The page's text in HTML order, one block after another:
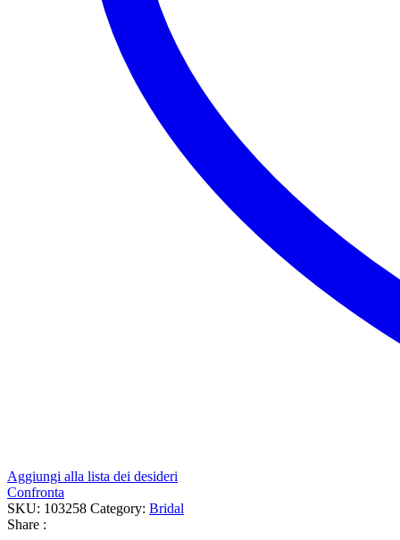
Aggiungi alla lista dei desideri
Confronta
SKU: 103258 Category: Bridal
Share :